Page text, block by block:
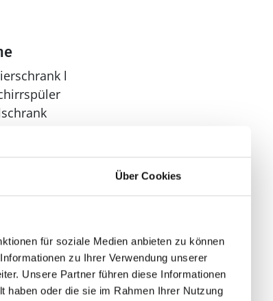
Über Cookies
für soziale Medien anbieten zu können
zu Ihrer Verwendung unserer
Unsere Partner führen diese Informationen
haben oder die sie im Rahmen Ihrer Nutzung
l